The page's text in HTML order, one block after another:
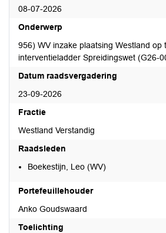
08-07-2026
Onderwerp
956) WV inzake plaatsing Westland op
interventieladder Spreidingswet (G26-
Datum raadsvergadering
23-09-2026
Fractie
Westland Verstandig
Raadsleden
Boekestijn, Leo (WV)
Portefeuillehouder
Anko Goudswaard
Toelichting